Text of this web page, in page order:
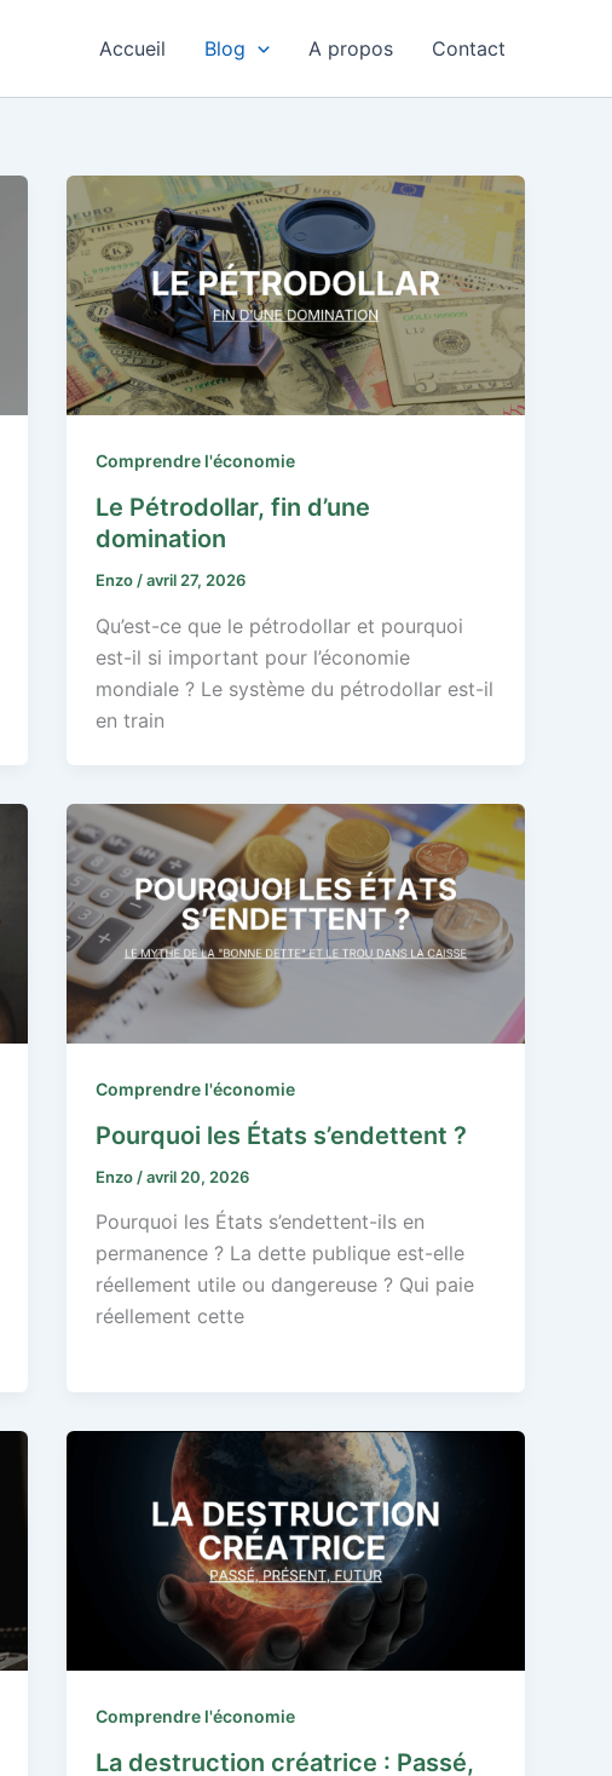
Accueil Blog A propos Contact
Comprendre l'économie
Le Pétrodollar, fin d’une
domination
Enzo /avril 27, 2026
Qu’est-ce que le pétrodollar et pourquoi
est-il si important pour l’économie
mondiale ? Le système du pétrodollar est-il
en train
Comprendre l'économie
Pourquoi les États s’endettent ?
Enzo /avril 20, 2026
Pourquoi les États s’endettent-ils en
permanence ? La dette publique est-elle
réellement utile ou dangereuse ? Qui paie
réellement cette
Comprendre l'économie
La destruction créatrice : Passé,